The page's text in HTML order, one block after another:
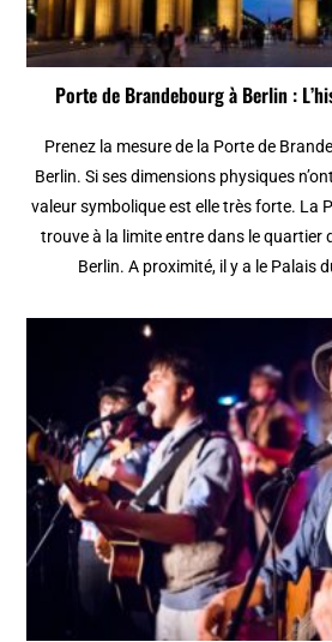
Porte de Brandebourg à Berlin :
Prenez la mesure de la Porte de
Berlin. Si ses dimensions physiques
valeur symbolique est elle très forte. La
trouve à la limite entre dans le quartier
Berlin. A proximité, il y a le Palais